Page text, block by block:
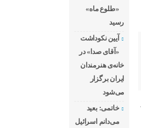
«طلوع ماه»
رسید
آیین نکوداشت
«آقای صدا» در
خانه‌ی هنرمندان
ایران برگزار
می‌شود
خاتمی: بعید
می‌دانم اسرائیل